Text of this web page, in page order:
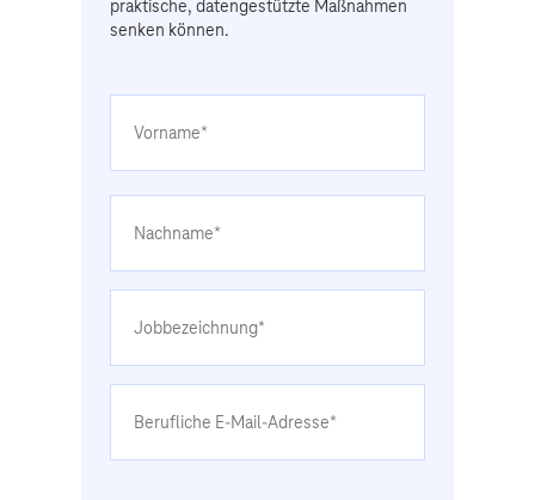
praktische, datengestützte Maßnahmen
senken können.